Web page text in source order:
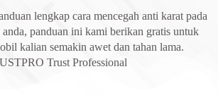
lengkap cara mencegah anti karat pada
panduan ini kami berikan gratis untuk
kalian semakin awet dan tahan lama.
Trust Professional